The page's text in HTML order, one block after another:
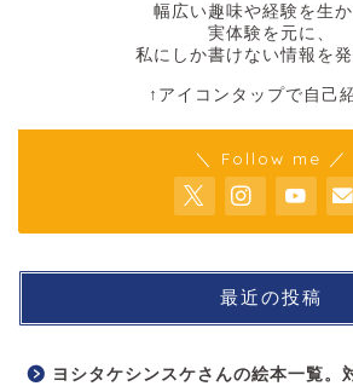
幅広い趣味や経験を生
実体験を元に、
私にしか書けない情報を発
↑アイコンタップで自己
＼ Follow me ／
最近の投稿
ヨシタケシンスケさんの絵本一覧。